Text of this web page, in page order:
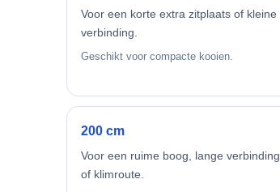
Voor een korte extra zitplaats of kleine
verbinding.
Geschikt voor compacte kooien.
200 cm
Voor een ruime boog, lange verbinding
of klimroute.